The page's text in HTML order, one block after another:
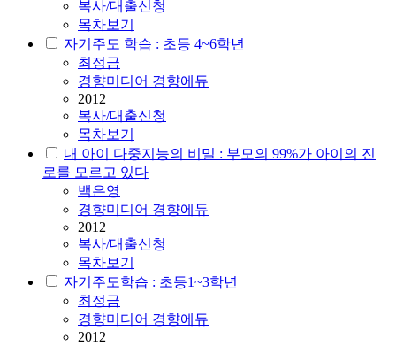
복사/대출신청
목차보기
자기주도 학습 : 초등 4~6학년
최정금
경향미디어 경향에듀
2012
복사/대출신청
목차보기
내 아이 다중지능의 비밀 : 부모의 99%가 아이의 진
로를 모르고 있다
백은영
경향미디어 경향에듀
2012
복사/대출신청
목차보기
자기주도학습 : 초등1~3학년
최정금
경향미디어 경향에듀
2012